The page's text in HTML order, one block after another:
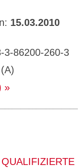
15.03.2010
3-86200-260-3